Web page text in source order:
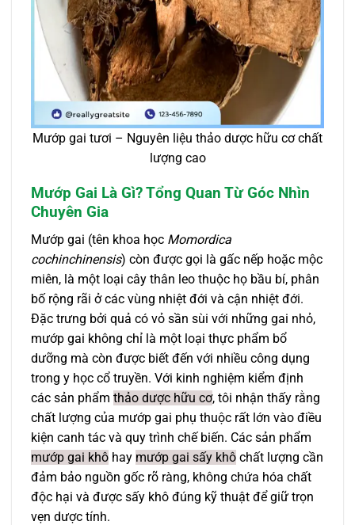
Mướp gai tươi – Nguyên liệu thảo dược hữu cơ chất
lượng cao
Mướp Gai Là Gì? Tổng Quan Từ Góc Nhìn
Chuyên Gia
Mướp gai (tên khoa học Momordica
cochinchinensis) còn được gọi là gấc nếp hoặc mộc
miên, là một loại cây thân leo thuộc họ bầu bí, phân
bố rộng rãi ở các vùng nhiệt đới và cận nhiệt đới.
Đặc trưng bởi quả có vỏ sần sùi với những gai nhỏ,
mướp gai không chỉ là một loại thực phẩm bổ
dưỡng mà còn được biết đến với nhiều công dụng
trong y học cổ truyền. Với kinh nghiệm kiểm định
các sản phẩm thảo dược hữu cơ, tôi nhận thấy rằng
chất lượng của mướp gai phụ thuộc rất lớn vào điều
kiện canh tác và quy trình chế biến. Các sản phẩm
mướp gai khô hay mướp gai sấy khô chất lượng cần
đảm bảo nguồn gốc rõ ràng, không chứa hóa chất
độc hại và được sấy khô đúng kỹ thuật để giữ trọn
vẹn dược tính.